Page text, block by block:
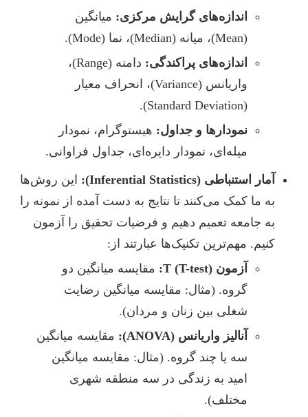
اندازه‌های گرایش مرکزی: میانگین
(Mean)، میانه (Median)، نما (Mode).
اندازه‌های پراکندگی:
دامنه (Range)،
واریانس (Variance)، انحراف معیار
(Standard Deviation).
نمودارها و جداول: هیستوگرام، نمودار
میله‌ای، نمودار دایره‌ای، جداول فراوانی.
آمار استنباطی (Inferential Statistics):
این روش‌ها
به ما کمک می‌کنند تا نتایج به دست آمده از نمونه را
به جامعه تعمیم دهیم و فرضیات تحقیق را آزمون
کنیم. مهم‌ترین تکنیک‌ها عبارتند از:
آزمون T (T-test):
مقایسه میانگین دو
گروه. (مثال: مقایسه میانگین رضایت
شغلی بین زنان و مردان).
آنالیز واریانس (ANOVA):
مقایسه میانگین
سه یا چند گروه. (مثال: مقایسه میانگین
امید به زندگی در سه منطقه شهری
مختلف).